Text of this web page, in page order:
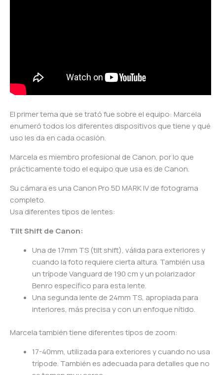
El primer tema que se trató fue sobre el equipo: Marcela
enumeró todos los diferentes dispositivos que tiene y qué
uso les da en cada ocasión.
Marcela es miembro profesional de Canon, por lo que
prácticamente todo el equipo que usa es de Canon.
Su cámara es una Canon Pro 5D MARK IV de fotograma
completo.
Usa diferentes tipos de lentes:
Tilt Shift de Canon:
Una de 17mm TS (tilt shift), válida para exteriores y
cuando la foto requiere cierta altura. También usa
un trípode Vanguard de 190 cm y un polarizador
Benro específico para esta lente.
Una segunda lente de 24mm TS, apropiada para
interiores, más precisa y con un enfoque nítido.
Marcela también tiene diferentes tipos de zoom:
17-40mm, utilizada para exteriores y cuando no usa
trípode. También es adecuada para detalles que no